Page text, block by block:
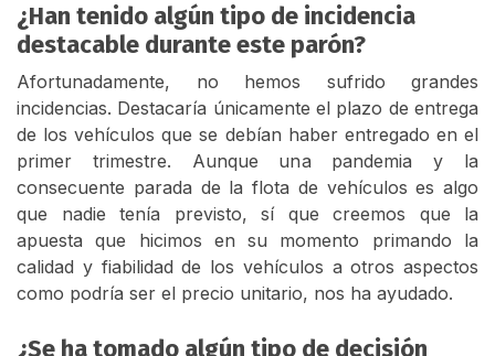
¿Han tenido algún tipo de incidencia
destacable durante este parón?
Afortunadamente, no hemos sufrido grandes
incidencias. Destacaría únicamente el plazo de entrega
de los vehículos que se debían haber entregado en el
primer trimestre. Aunque una pandemia y la
consecuente parada de la flota de vehículos es algo
que nadie tenía previsto, sí que creemos que la
apuesta que hicimos en su momento primando la
calidad y fiabilidad de los vehículos a otros aspectos
como podría ser el precio unitario, nos ha ayudado.
¿Se ha tomado algún tipo de decisión